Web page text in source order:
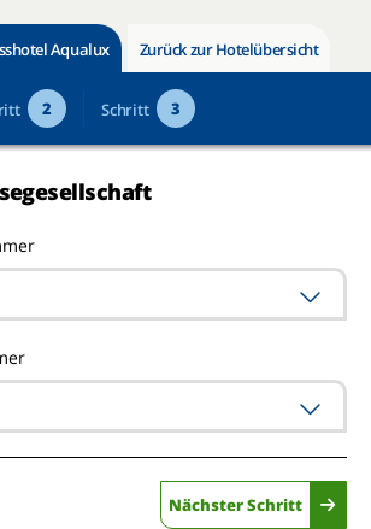
Aqualux Zurück zur Hotelübersicht
2 Schritt 3
Nächster Schritt